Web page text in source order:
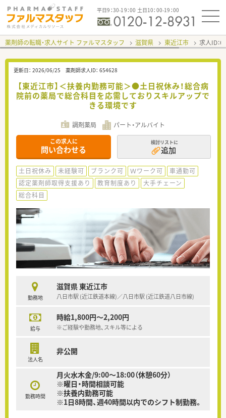
平日9：30-19：00 土日10：00-19：00
薬剤師の転職・求人サイト ファルマスタッフ 滋賀県 東近江市 求人ID：
更新日： 2026/06/25 薬剤師求人ID： 654628
【東近江市】＜扶養内勤務可能＞●土日祝休み！総合病
院前の薬局で総合科目を応需しておりスキルアップで
きる環境です
調剤薬局 パート・アルバイト
この求人に
問い合わせる
検討リストに
追加
土日祝休み 未経験可 ブランク可 Ｗワーク可
車通勤可
認定薬剤師取得支援あり
教育制度あり
大手チェーン
総合科目
勤務地
滋賀県 東近江市
八日市駅 (近江鉄道本線)／八日市駅 (近江鉄道八日市線)
給与
時給1,800円～2,200円
※ご経験や勤務地、スキル等による
法人名
非公開
勤務時間
月火水木金/9:00～18:00（休憩60分）
※曜日・時間相談可能
※扶養内勤務可能
※1日8時間、週40時間以内でのシフト制勤務。